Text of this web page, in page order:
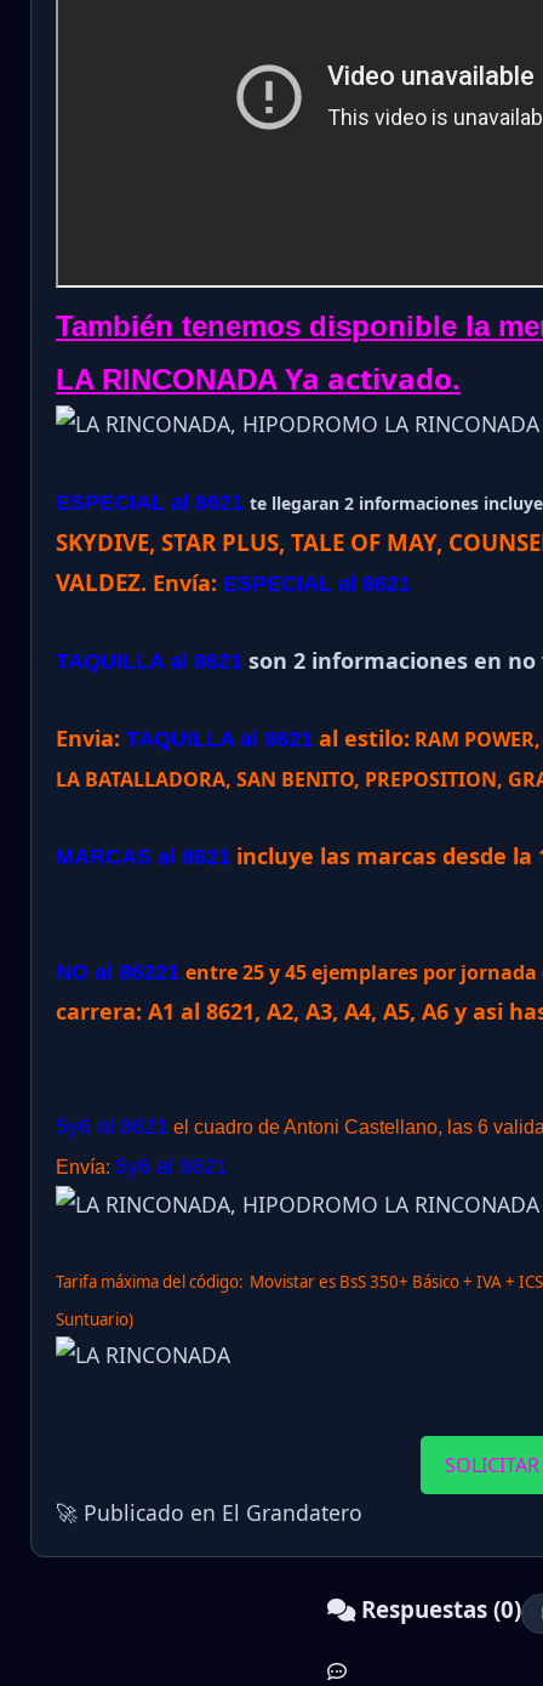
También tenemos disponible la
LA RINCONADA Ya activado.
ESPECIAL al 8621 te llegaran 2 informaciones
SKYDIVE, STAR PLUS, TALE OF MAY,
VALDEZ. Envía: ESPECIAL al 8621
TAQUILLA al 8621 son 2 informaciones en no
Envia: TAQUILLA al 8621 al estilo: RAM
LA BATALLADORA, SAN BENITO, PREPOSITION,
MARCAS al 8621 incluye las marcas desde
NO al 86221 entre 25 y 45 ejemplares por
carrera: A1 al 8621, A2, A3, A4, A5, A6 y asi
5y6 al 8621 el cuadro de Antoni Castellano, las 6
Envía: 5y6 al 8621
Tarifa máxima del código: Movistar es BsS 350+ Básico + IVA +
Suntuario)
🚀 Publicado en El Grandatero
Respuestas (0)